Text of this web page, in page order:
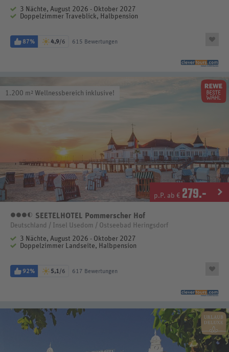
3 Nächte, August 2026 - Oktober 2027
Doppelzimmer Traveblick, Halbpension
87% 4,9/6 615 Bewertungen
1.200 m² Wellnessbereich inklusive!
p.P. ab € 279.-
3,5 Sterne
SEETELHOTEL Pommerscher Hof
Deutschland / Insel Usedom / Ostseebad Heringsdorf
3 Nächte, August 2026 - Oktober 2027
Doppelzimmer Landseite, Halbpension
92% 5,1/6 617 Bewertungen